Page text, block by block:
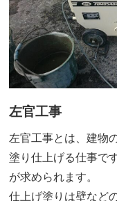
左官工事
左官工事とは、建物
塗り仕上げる仕事で
が求められます。
仕上げ塗りは壁など